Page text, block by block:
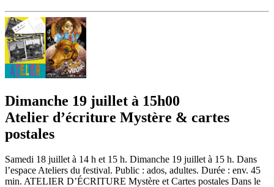
Dimanche 19 juillet à 15h00
Atelier d’écriture Mystère & cartes
postales
Samedi 18 juillet à 14 h et 15 h. Dimanche 19 juillet à 15 h. Dans
l’espace Ateliers du festival. Public : ados, adultes. Durée : env. 45
min. ATELIER D’ÉCRITURE Mystère et Cartes postales Dans le